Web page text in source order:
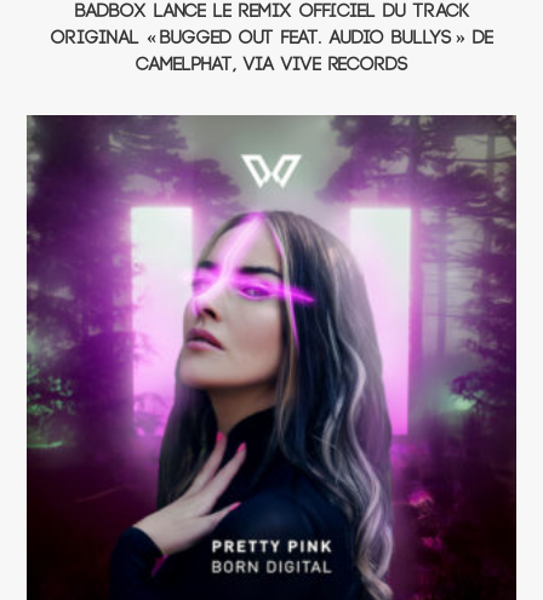
BADBOX lance le remix officiel du track
original « Bugged Out Feat. Audio Bullys » de
CamelPhat, via ViVE Records